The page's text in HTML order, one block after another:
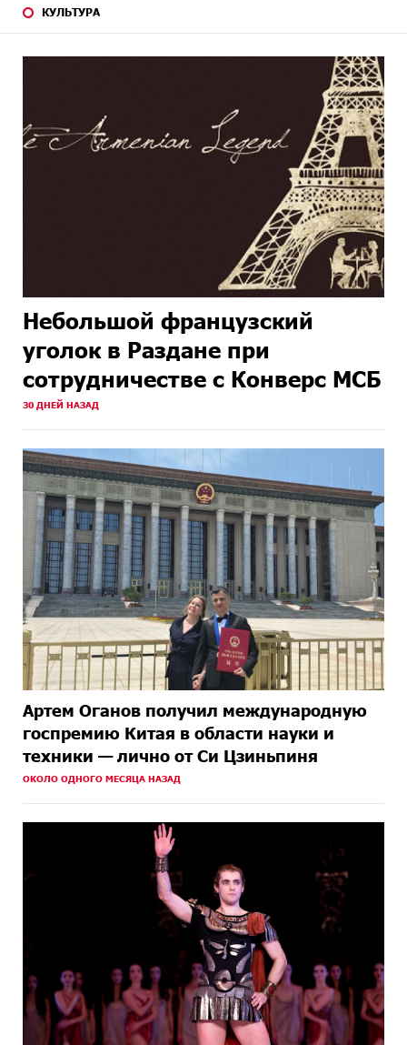
КУЛЬТУРА
Небольшой французский
уголок в Раздане при
сотрудничестве с Конверс МСБ
30 ДНЕЙ НАЗАД
Артем Оганов получил международную
госпремию Китая в области науки и
техники — лично от Си Цзиньпиня
ОКОЛО ОДНОГО МЕСЯЦА НАЗАД